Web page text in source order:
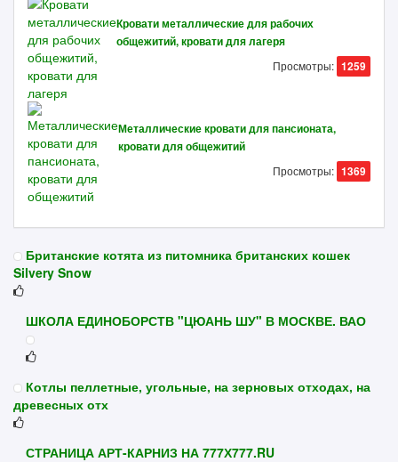
Кровати металлические для рабочих
общежитий, кровати для лагеря
Просмотры: 1259
Металлические кровати для пансионата,
кровати для общежитий
Просмотры: 1369
Британские котята из питомника британских кошек
Silvery Snow
ШКОЛА ЕДИНОБОРСТВ "ЦЮАНЬ ШУ" В МОСКВЕ. ВАО
Котлы пеллетные, угольные, на зерновых отходах, на
древесных отх
СТРАНИЦА АРТ-КАРНИЗ НА 777Х777.RU